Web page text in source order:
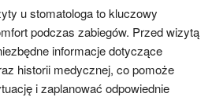
u stomatologa to kluczowy
podczas zabiegów. Przed wizytą
informacje dotyczące
historii medycznej, co pomoże
i zaplanować odpowiednie